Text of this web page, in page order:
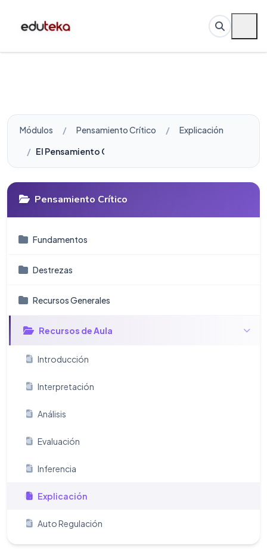
Módulos Pensamiento Crítico
Explicación
El Pensamiento Crítico, más allá del Procesador de
Pensamiento Crítico
Fundamentos
Destrezas
Recursos Generales
Recursos de Aula
Introducción
Interpretación
Análisis
Evaluación
Inferencia
Explicación
Auto Regulación